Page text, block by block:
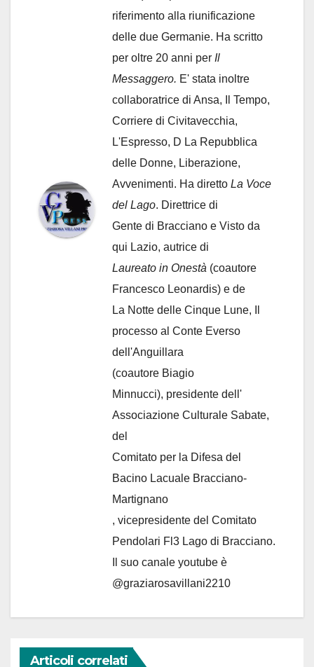
riferimento alla riunificazione
delle due Germanie. Ha scritto
per oltre 20 anni per Il
Messaggero. E' stata inoltre
collaboratrice di Ansa, Il Tempo,
Corriere di Civitavecchia,
L'Espresso, D La Repubblica
delle Donne, Liberazione,
Avvenimenti. Ha diretto La Voce
del Lago. Direttrice di
Gente di Bracciano e Visto da
qui Lazio, autrice di
Laureato in Onestà (coautore
Francesco Leonardis) e de
La Notte delle Cinque Lune, Il
processo al Conte Everso
dell'Anguillara
(coautore Biagio
Minnucci), presidente dell'
Associazione Culturale Sabate,
del
Comitato per la Difesa del
Bacino Lacuale Bracciano-
Martignano
, vicepresidente del Comitato
Pendolari Fl3 Lago di Bracciano.
Il suo canale youtube è
@graziarosavillani2210
Articoli correlati